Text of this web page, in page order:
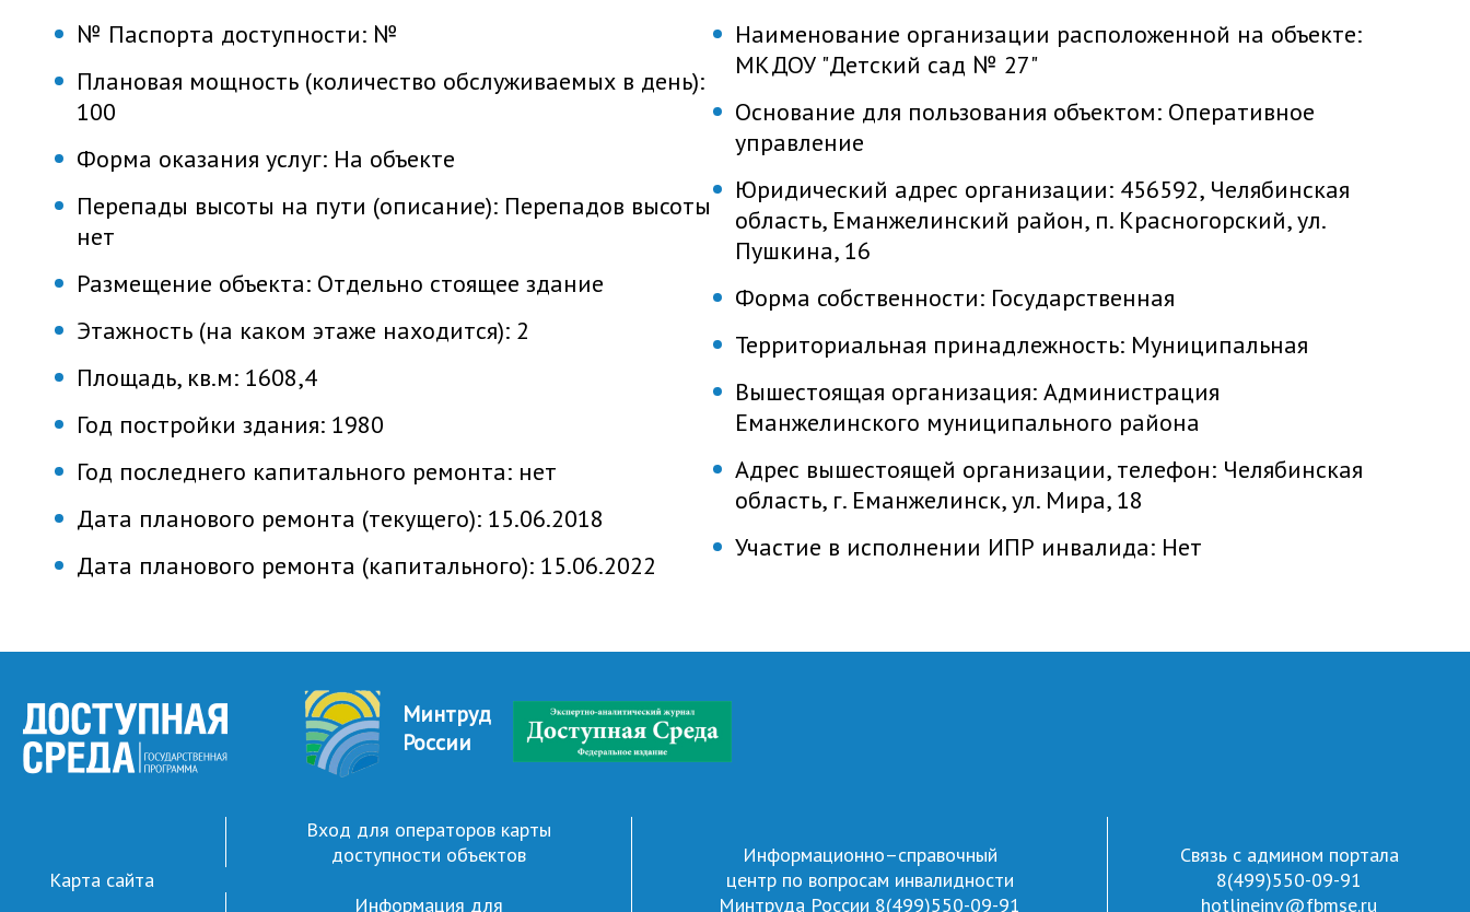
№ Паспорта доступности: №
Плановая мощность (количество обслуживаемых в день):
100
Форма оказания услуг: На объекте
Перепады высоты на пути (описание): Перепадов высоты
нет
Размещение объекта: Отдельно стоящее здание
Этажность (на каком этаже находится): 2
Площадь, кв.м: 1608,4
Год постройки здания: 1980
Год последнего капитального ремонта: нет
Дата планового ремонта (текущего): 15.06.2018
Дата планового ремонта (капитального): 15.06.2022
Наименование организации расположенной на объекте:
МКДОУ "Детский сад № 27"
Основание для пользования объектом: Оперативное
управление
Юридический адрес организации: 456592, Челябинская
область, Еманжелинский район, п. Красногорский, ул.
Пушкина, 16
Форма собственности: Государственная
Территориальная принадлежность: Муниципальная
Вышестоящая организация: Администрация
Еманжелинского муниципального района
Адрес вышестоящей организации, телефон: Челябинская
область, г. Еманжелинск, ул. Мира, 18
Участие в исполнении ИПР инвалида: Нет
Минтруд
России
Карта сайта
Вход для операторов карты
доступности объектов
Информация для
Информационно–справочный
центр по вопросам инвалидности
Минтруда России 8(499)550-09-91
Связь с админом портала
8(499)550-09-91
hotlineinv@fbmse.ru